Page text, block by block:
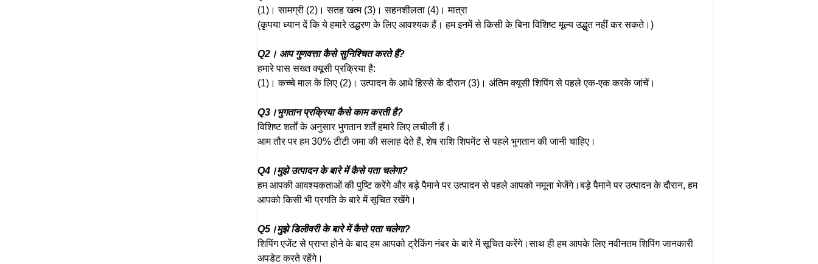
(1)। सामग्री (2)। सतह खत्म (3)। सहनशीलता (4)। मात्रा
(कृपया ध्यान दें कि ये हमारे उद्धरण के लिए आवश्यक हैं। हम इनमें से किसी के बिना विशिष्ट मूल्य उद्धृत नहीं कर सकते।)
Q2। आप गुणवत्ता कैसे सुनिश्चित करते हैं?
हमारे पास सख्त क्यूसी प्रक्रिया है:
(1)। कच्चे माल के लिए (2)। उत्पादन के आधे हिस्से के दौरान (3)। अंतिम क्यूसी शिपिंग से पहले एक-एक करके जांचें।
Q3।भुगतान प्रक्रिया कैसे काम करती है?
विशिष्ट शर्तों के अनुसार भुगतान शर्तें हमारे लिए लचीली हैं।
आम तौर पर हम 30% टीटी जमा की सलाह देते हैं, शेष राशि शिपमेंट से पहले भुगतान की जानी चाहिए।
Q4।मुझे उत्पादन के बारे में कैसे पता चलेगा?
हम आपकी आवश्यकताओं की पुष्टि करेंगे और बड़े पैमाने पर उत्पादन से पहले आपको नमूना भेजेंगे।बड़े पैमाने पर उत्पादन के दौरान, हम
आपको किसी भी प्रगति के बारे में सूचित रखेंगे।
Q5।मुझे डिलीवरी के बारे में कैसे पता चलेगा?
शिपिंग एजेंट से प्राप्त होने के बाद हम आपको ट्रैकिंग नंबर के बारे में सूचित करेंगे।साथ ही हम आपके लिए नवीनतम शिपिंग जानकारी
अपडेट करते रहेंगे।